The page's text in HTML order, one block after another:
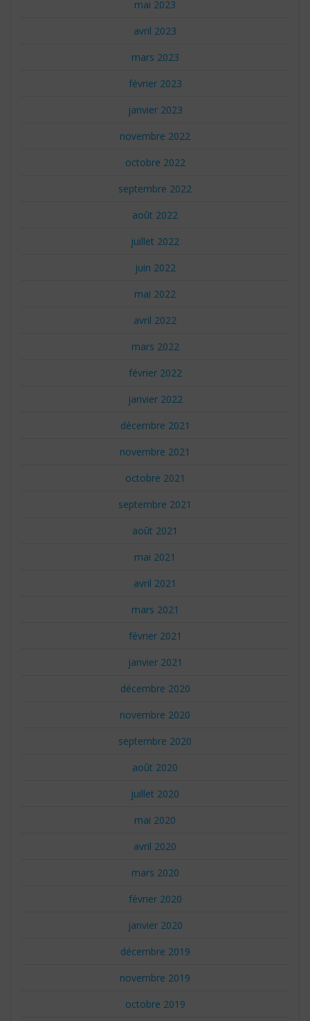
mai 2023
avril 2023
mars 2023
février 2023
janvier 2023
novembre 2022
octobre 2022
septembre 2022
août 2022
juillet 2022
juin 2022
mai 2022
avril 2022
mars 2022
février 2022
janvier 2022
décembre 2021
novembre 2021
octobre 2021
septembre 2021
août 2021
mai 2021
avril 2021
mars 2021
février 2021
janvier 2021
décembre 2020
novembre 2020
septembre 2020
août 2020
juillet 2020
mai 2020
avril 2020
mars 2020
février 2020
janvier 2020
décembre 2019
novembre 2019
octobre 2019